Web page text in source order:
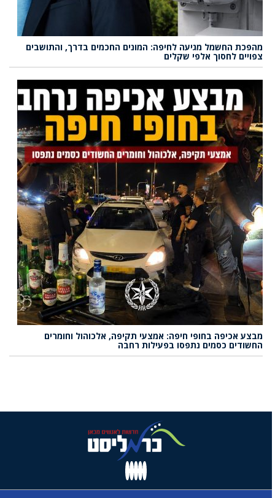
מהפכת החשמל מגיעה לחיפה: המונים החכמים בדרך, והתושבים
צפויים לחסוך אלפי שקלים
מבצע אכיפה בחופי חיפה: אמצעי תקיפה, אלכוהול וחומרים
החשודים כסמים נתפסו בפעילות רחבה